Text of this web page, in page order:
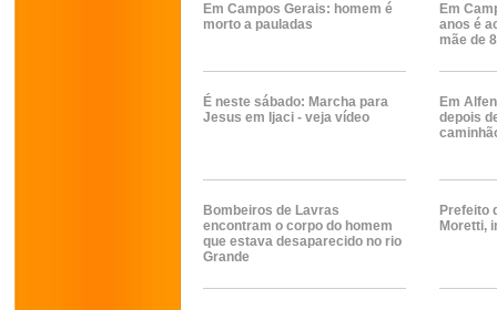
Em Campos Gerais: homem é
morto a pauladas
Em
anos é
mãe de
É neste sábado: Marcha para
Jesus em Ijaci - veja vídeo
Em
depois
Bombeiros de Lavras
encontram o corpo do homem
que estava desaparecido no rio
Grande
Prefeito
Moretti,